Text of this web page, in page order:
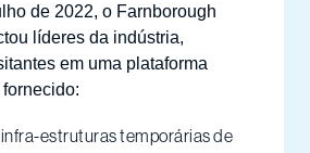
de 2022, o Farnborough
líderes da indústria,
em uma plataforma
estruturas temporárias de